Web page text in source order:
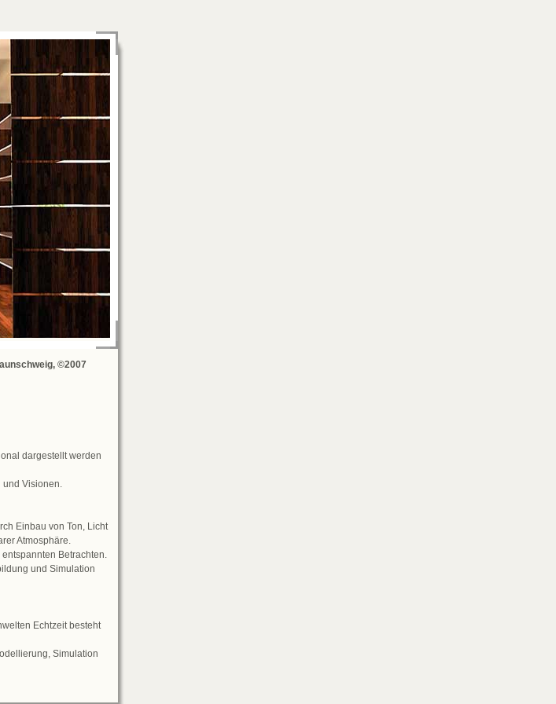
©2007
dargestellt werden
und Visionen.
Einbau von Ton, Licht
Atmosphäre.
Betrachten.
und Simulation
Echtzeit besteht
Simulation